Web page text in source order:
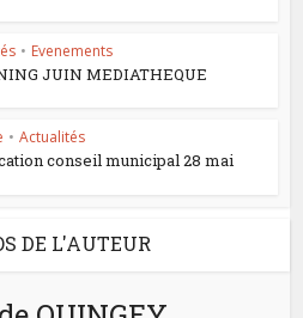
• Evenements
JUIN MEDIATHEQUE
• Actualités
conseil municipal 28 mai
DE L'AUTEUR